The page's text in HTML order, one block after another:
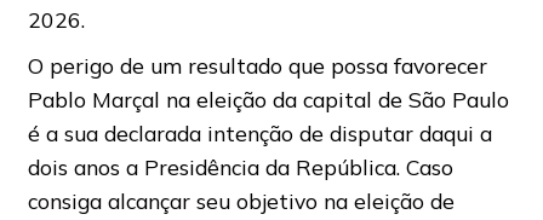
2026.
O perigo de um resultado que possa favorecer
Pablo Marçal na eleição da capital de São Paulo
é a sua declarada intenção de disputar daqui a
dois anos a Presidência da República. Caso
consiga alcançar seu objetivo na eleição de